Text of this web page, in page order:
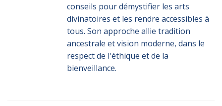
conseils pour démystifier les arts
divinatoires et les rendre accessibles à
tous. Son approche allie tradition
ancestrale et vision moderne, dans le
respect de l'éthique et de la
bienveillance.